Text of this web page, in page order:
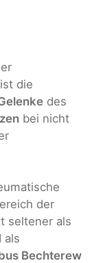
die
des
bei nicht
der
seltener als
als
Bechterew